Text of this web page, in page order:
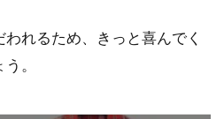
れるため、きっと喜んでく
。